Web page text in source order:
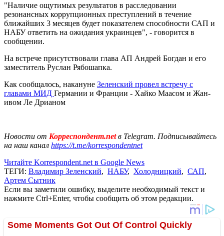
"Наличие ощутимых результатов в расследовании
резонансных коррупционных преступлений в течение
ближайших 3 месяцев будет показателем способности САП и
НАБУ ответить на ожидания украинцев", - говорится в
сообщении.
На встрече присутствовали глава АП Андрей Богдан и его
заместитель Руслан Рябошапка.
Как сообщалось, накануне Зеленский провел встречу с
главами МИД Германии и Франции - Хайко Маасом и Жан-
ивом Ле Дрианом
Новости от Корреспондент.netв Telegram. Подписывайтесь
на наш канал https://t.me/korrespondentnet
Читайте Korrespondent.net в Google News
ТЕГИ: Владимир Зеленский, НАБУ, Холодницкий, САП,
Артем Сытник
Если вы заметили ошибку, выделите необходимый текст и
нажмите Ctrl+Enter, чтобы сообщить об этом редакции.